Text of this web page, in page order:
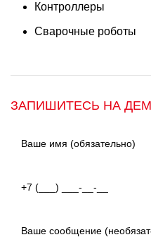
Контроллеры
Сварочные роботы
ЗАПИШИТЕСЬ НА